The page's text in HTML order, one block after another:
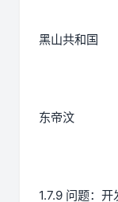
黑山共和国
东帝汶
1.7.9 问题：